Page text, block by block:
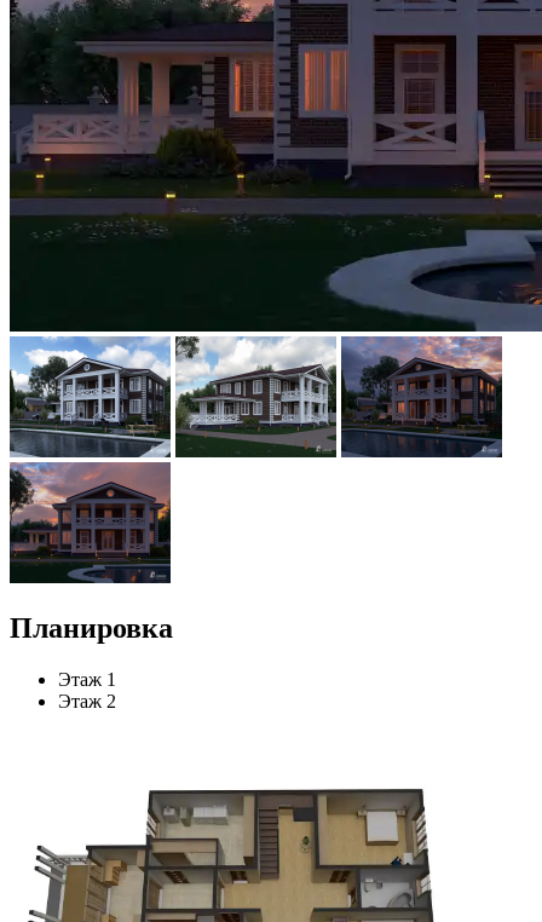
Планировка
Этаж 1
Этаж 2